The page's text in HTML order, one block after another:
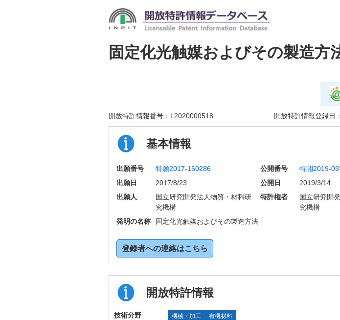
固定化光触媒およびその製造方
開放特許情報番号： L2020000518 開放特許情報登録日：
基本情報
出願番号 特願2017-160286 公開番号 特開2019-
出願日
2017/8/23 公開日
2019/3/14
出願人
国立研究開発法人物質・材料研
究機構
特許権者
国立研究開
究機構
発明の名称 固定化光触媒およびその製造方法
登録者への連絡はこちら
開放特許情報
技術分野 機械・加工 有機材料